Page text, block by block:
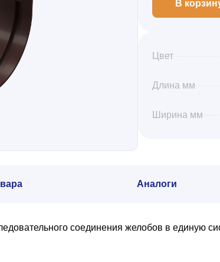
В
Цвет
Длина мм
Ширина мм
Аналоги
соединения желобов в единую